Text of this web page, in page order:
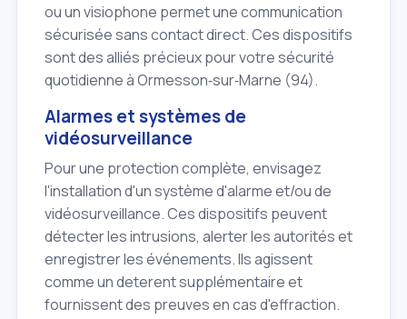
ou un visiophone permet une communication
sécurisée sans contact direct. Ces dispositifs
sont des alliés précieux pour votre sécurité
quotidienne à Ormesson‑sur‑Marne (94).
Alarmes et systèmes de
vidéosurveillance
Pour une protection complète, envisagez
l'installation d'un système d'alarme et/ou de
vidéosurveillance. Ces dispositifs peuvent
détecter les intrusions, alerter les autorités et
enregistrer les événements. Ils agissent
comme un deterent supplémentaire et
fournissent des preuves en cas d'effraction.